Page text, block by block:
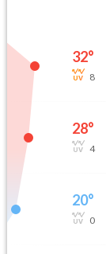
32°
8
28°
4
20°
0